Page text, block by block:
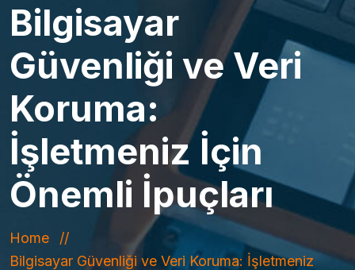
Bilgisayar
Güvenliği ve Veri
Koruma:
İşletmeniz İçin
Önemli İpuçları
Home
Bilgisayar Güvenliği ve Veri Koruma: İşletmeniz